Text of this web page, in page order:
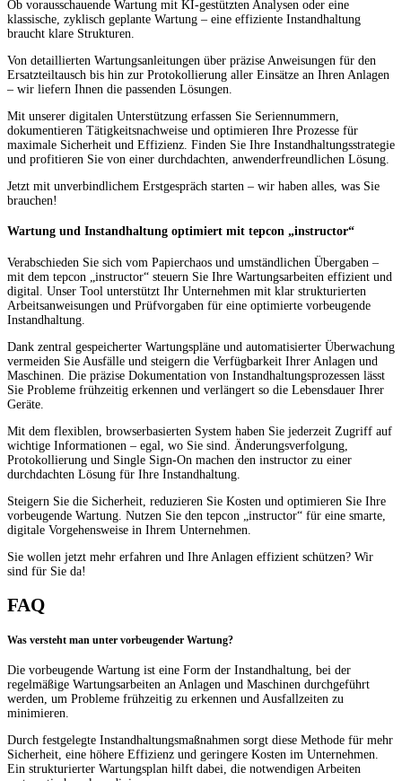
Ob vorausschauende Wartung mit KI-gestützten Analysen oder eine
klassische, zyklisch geplante Wartung – eine effiziente Instandhaltung
braucht klare Strukturen.
Von detaillierten Wartungsanleitungen über präzise Anweisungen für den
Ersatzteiltausch bis hin zur Protokollierung aller Einsätze an Ihren Anlagen
– wir liefern Ihnen die passenden Lösungen.
Mit unserer digitalen Unterstützung erfassen Sie Seriennummern,
dokumentieren Tätigkeitsnachweise und optimieren Ihre Prozesse für
maximale Sicherheit und Effizienz. Finden Sie Ihre Instandhaltungsstrategie
und profitieren Sie von einer durchdachten, anwenderfreundlichen Lösung.
Jetzt mit unverbindlichem Erstgespräch starten – wir haben alles, was Sie
brauchen!
Wartung und Instandhaltung optimiert mit tepcon „instructor“
Verabschieden Sie sich vom Papierchaos und umständlichen Übergaben –
mit dem tepcon „instructor“ steuern Sie Ihre Wartungsarbeiten effizient und
digital. Unser Tool unterstützt Ihr Unternehmen mit klar strukturierten
Arbeitsanweisungen und Prüfvorgaben für eine optimierte vorbeugende
Instandhaltung.
Dank zentral gespeicherter Wartungspläne und automatisierter Überwachung
vermeiden Sie Ausfälle und steigern die Verfügbarkeit Ihrer Anlagen und
Maschinen. Die präzise Dokumentation von Instandhaltungsprozessen lässt
Sie Probleme frühzeitig erkennen und verlängert so die Lebensdauer Ihrer
Geräte.
Mit dem flexiblen, browserbasierten System haben Sie jederzeit Zugriff auf
wichtige Informationen – egal, wo Sie sind. Änderungsverfolgung,
Protokollierung und Single Sign-On machen den instructor zu einer
durchdachten Lösung für Ihre Instandhaltung.
Steigern Sie die Sicherheit, reduzieren Sie Kosten und optimieren Sie Ihre
vorbeugende Wartung. Nutzen Sie den tepcon „instructor“ für eine smarte,
digitale Vorgehensweise in Ihrem Unternehmen.
Sie wollen jetzt mehr erfahren und Ihre Anlagen effizient schützen? Wir
sind für Sie da!
FAQ
Was versteht man unter vorbeugender Wartung?
Die vorbeugende Wartung ist eine Form der Instandhaltung, bei der
regelmäßige Wartungsarbeiten an Anlagen und Maschinen durchgeführt
werden, um Probleme frühzeitig zu erkennen und Ausfallzeiten zu
minimieren.
Durch festgelegte Instandhaltungsmaßnahmen sorgt diese Methode für mehr
Sicherheit, eine höhere Effizienz und geringere Kosten im Unternehmen.
Ein strukturierter Wartungsplan hilft dabei, die notwendigen Arbeiten